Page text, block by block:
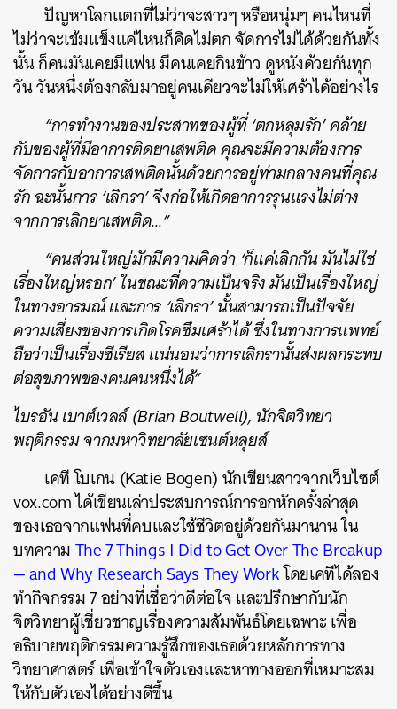
ปัญหาโลกแตกที่ไม่ว่าจะสาวๆ หรือหนุ่มๆ คนไหนที่
ไม่ว่าจะเข้มแข็งแค่ไหนก็คิดไม่ตก จัดการไม่ได้ด้วยกันทั้ง
นั้น ก็คนมันเคยมีแฟน มีคนเคยกินข้าว ดูหนังด้วยกันทุก
วัน วันหนึ่งต้องกลับมาอยู่คนเดียวจะไม่ให้เศร้าได้อย่างไร
“การทำงานของประสาทของผู้ที่ ‘ตกหลุมรัก’ คล้าย
กับของผู้ที่มีอาการติดยาเสพติด คุณจะมีความต้องการ
จัดการกับอาการเสพติดนั้นด้วยการอยู่ท่ามกลางคนที่คุณ
รัก ฉะนั้นการ ‘เลิกรา’ จึงก่อให้เกิดอาการรุนแรงไม่ต่าง
จากการเลิกยาเสพติด…”
“คนส่วนใหญ่มักมีความคิดว่า ‘ก็แค่เลิกกัน มันไม่ใช่
เรื่องใหญ่หรอก’ ในขณะที่ความเป็นจริง มันเป็นเรื่องใหญ่
ในทางอารมณ์ และการ ‘เลิกรา’ นั้นสามารถเป็นปัจจัย
ความเสี่ยงของการเกิดโรคซึมเศร้าได้ ซึ่งในทางการแพทย์
ถือว่าเป็นเรื่องซีเรียส แน่นอนว่าการเลิกรานั้นส่งผลกระทบ
ต่อสุขภาพของคนคนหนึ่งได้”
ไบรอัน เบาต์เวลล์ (Brian Boutwell), นักจิตวิทยา
พฤติกรรม จากมหาวิทยาลัยเซนต์หลุยส์
เคที โบเกน (Katie Bogen) นักเขียนสาวจากเว็บไซต์
vox.com ได้เขียนเล่าประสบการณ์การอกหักครั้งล่าสุด
ของเธอจากแฟนที่คบและใช้ชีวิตอยู่ด้วยกันมานาน ใน
บทความThe 7 Things I Did to Get Over The Breakup
— and Why Research Says They Workโดยเคทีได้ลอง
ทำกิจกรรม 7 อย่างที่เชื่อว่าดีต่อใจ และปรึกษากับนัก
จิตวิทยาผู้เชี่ยวชาญเรื่องความสัมพันธ์โดยเฉพาะ เพื่อ
อธิบายพฤติกรรมความรู้สึกของเธอด้วยหลักการทาง
วิทยาศาสตร์ เพื่อเข้าใจตัวเองและหาทางออกที่เหมาะสม
ให้กับตัวเองได้อย่างดีขึ้น